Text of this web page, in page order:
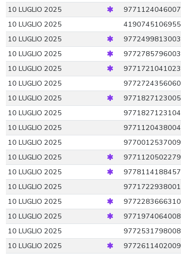
10 LUGLIO 2025
9771124046007
10 LUGLIO 2025
4190745106955
10 LUGLIO 2025
9772499813003
10 LUGLIO 2025
9772785796003
10 LUGLIO 2025
9771721041023
10 LUGLIO 2025
9772724356060
10 LUGLIO 2025
9771827123005
10 LUGLIO 2025
9771827123104
10 LUGLIO 2025
9771120438004
10 LUGLIO 2025
9770012537009
10 LUGLIO 2025
9771120502279
10 LUGLIO 2025
9778114188457
10 LUGLIO 2025
9771722938001
10 LUGLIO 2025
9772283666310
10 LUGLIO 2025
9771974064008
10 LUGLIO 2025
9772531798008
10 LUGLIO 2025
9772611402009